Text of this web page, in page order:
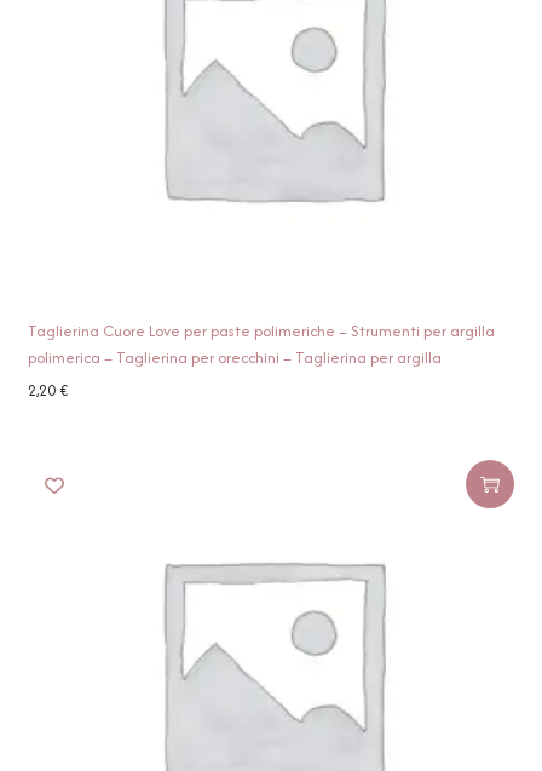
Taglierina Cuore Love per paste polimeriche – Strumenti per argilla
polimerica – Taglierina per orecchini – Taglierina per argilla
2,20€